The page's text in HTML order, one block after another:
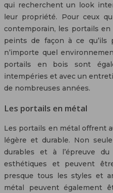
qui recherchent un look
leur propriété. Pour ceux
contemporain, les portails
peints de façon à ce qu’ils
n’importe quel
portails en bois sont
intempéries et avec un
de nombreuses années.
Les portails en métal
Les portails en métal offrent
légère et durable. Non
durables et à l’épreuve
esthétiques et peuvent
presque tous les styles et
métal peuvent également